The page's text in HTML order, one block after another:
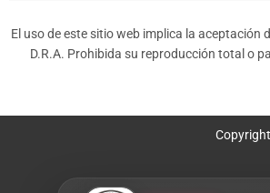
El uso de este sitio web implica la aceptación
D.R.A. Prohibida su reproducción total o